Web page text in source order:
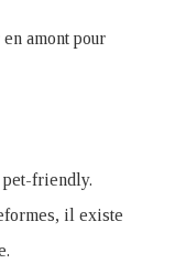
amont pour
pet-friendly.
il existe